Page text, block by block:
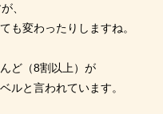
、
も変わったりしますね。
ど（8割以上）が
ルと言われています。